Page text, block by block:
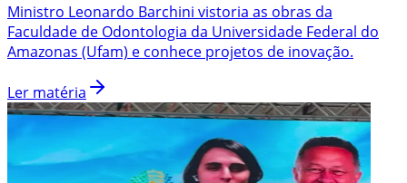
Ministro Leonardo Barchini vistoria as obras da
Faculdade de Odontologia da Universidade Federal do
Amazonas (Ufam) e conhece projetos de inovação.
Ler matéria